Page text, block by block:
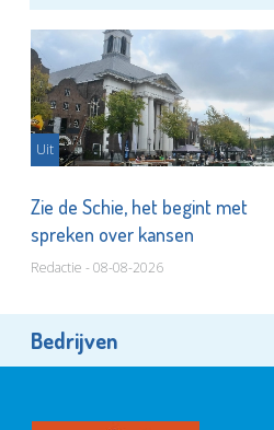
Uit
Zie de Schie, het begint met
spreken over kansen
Redactie - 08-08-2026
Bedrijven